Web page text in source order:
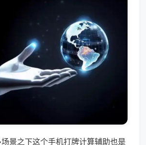
景之下这个手机打牌计算辅助也是